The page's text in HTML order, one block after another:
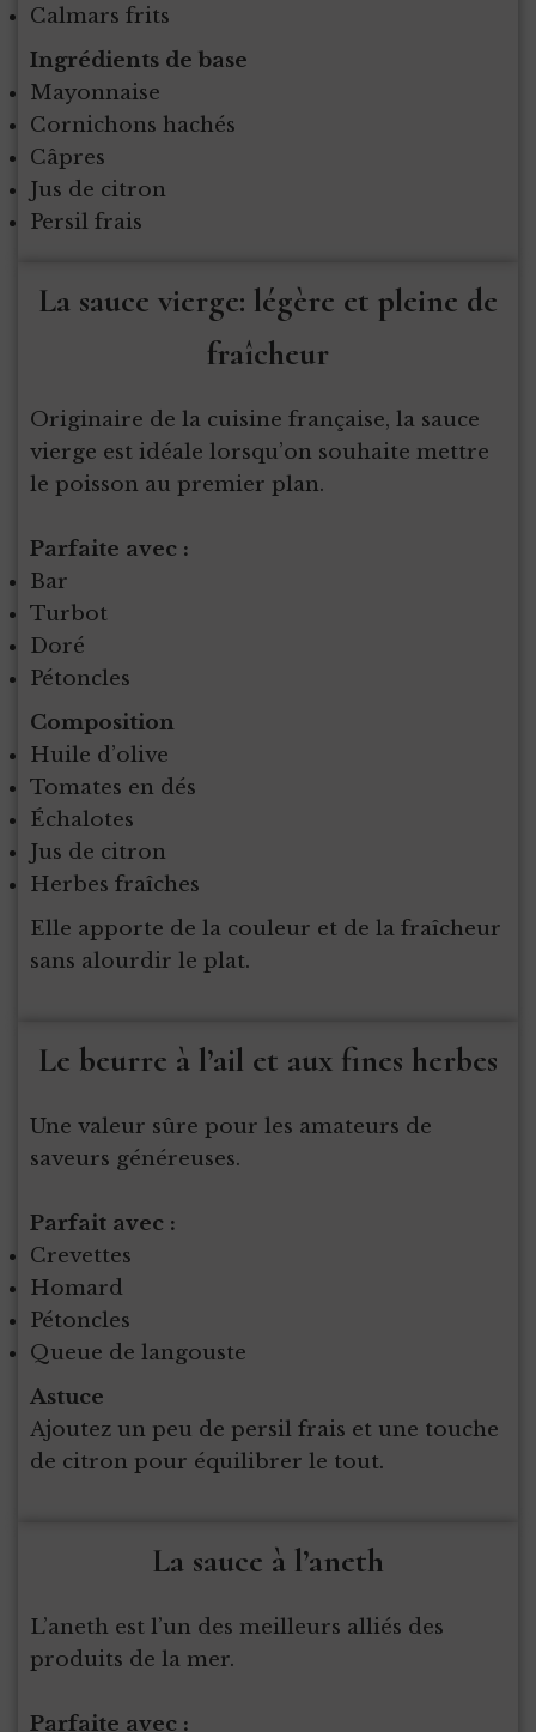
Calmars frits
Ingrédients de base
Mayonnaise
Cornichons hachés
Câpres
Jus de citron
Persil frais
La sauce vierge: légère et pleine de
fraîcheur
Originaire de la cuisine française, la sauce
vierge est idéale lorsqu’on souhaite mettre
le poisson au premier plan.
Parfaite avec :
Bar
Turbot
Doré
Pétoncles
Composition
Huile d’olive
Tomates en dés
Échalotes
Jus de citron
Herbes fraîches
Elle apporte de la couleur et de la fraîcheur
sans alourdir le plat.
Le beurre à l’ail et aux fines herbes
Une valeur sûre pour les amateurs de
saveurs généreuses.
Parfait avec :
Crevettes
Homard
Pétoncles
Queue de langouste
Astuce
Ajoutez un peu de persil frais et une touche
de citron pour équilibrer le tout.
La sauce à l’aneth
L’aneth est l’un des meilleurs alliés des
produits de la mer.
Parfaite avec :